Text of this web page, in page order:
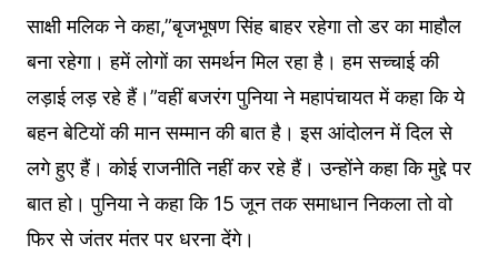
साक्षी मलिक ने कहा,”बृजभूषण सिंह बाहर रहेगा तो डर का माहौल
बना रहेगा। हमें लोगों का समर्थन मिल रहा है। हम सच्चाई की
लड़ाई लड़ रहे हैं।”वहीं बजरंग पुनिया ने महापंचायत में कहा कि ये
बहन बेटियों की मान सम्मान की बात है। इस आंदोलन में दिल से
लगे हुए हैं। कोई राजनीति नहीं कर रहे हैं। उन्होंने कहा कि मुद्दे पर
बात हो। पुनिया ने कहा कि 15 जून तक समाधान निकला तो वो
फिर से जंतर मंतर पर धरना देंगे।